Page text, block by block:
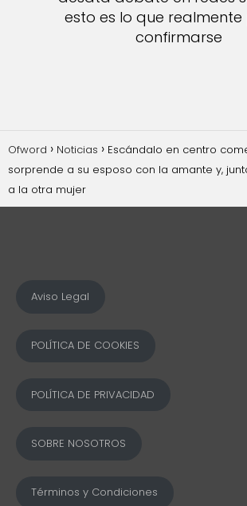
esto es lo que
confirmarse
Ofword Noticias
Escándalo en centro
sorprende a su esposo con la amante y,
a la otra mujer
Aviso Legal
POLÍTICA DE COOKIES
POLÍTICA DE PRIVACIDAD
SOBRE NOSOTROS
Términos y Condiciones